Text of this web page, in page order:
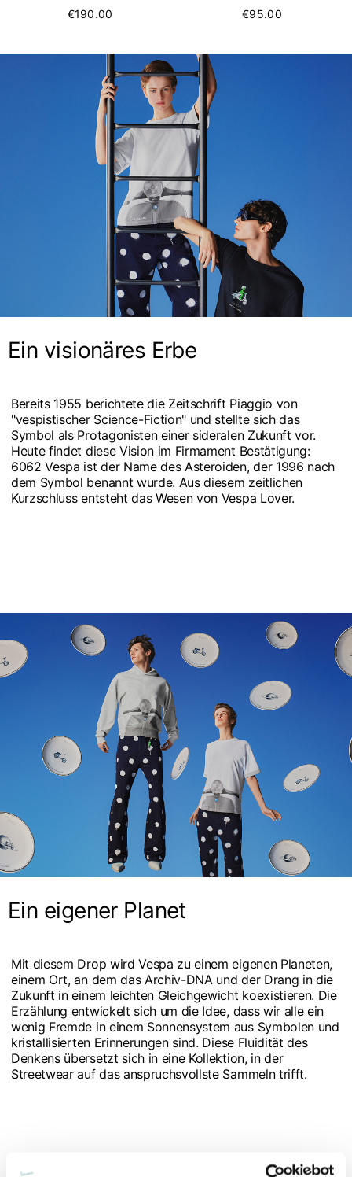
€190.00
€95.00
Ein visionäres Erbe
Bereits 1955 berichtete die Zeitschrift Piaggio von
"vespistischer Science-Fiction" und stellte sich das
Symbol als Protagonisten einer sideralen Zukunft vor.
Heute findet diese Vision im Firmament Bestätigung:
6062 Vespa ist der Name des Asteroiden, der 1996 nach
dem Symbol benannt wurde. Aus diesem zeitlichen
Kurzschluss entsteht das Wesen von Vespa Lover.
Ein eigener Planet
Mit diesem Drop wird Vespa zu einem eigenen Planeten,
einem Ort, an dem das Archiv-DNA und der Drang in die
Zukunft in einem leichten Gleichgewicht koexistieren. Die
Erzählung entwickelt sich um die Idee, dass wir alle ein
wenig Fremde in einem Sonnensystem aus Symbolen und
kristallisierten Erinnerungen sind. Diese Fluidität des
Denkens übersetzt sich in eine Kollektion, in der
Streetwear auf das anspruchsvollste Sammeln trifft.